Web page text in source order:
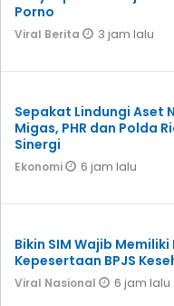
Porno
Viral Berita 3 jam lalu
Sepakat Lindungi Aset
Migas, PHR dan Polda
Sinergi
Ekonomi 6 jam lalu
Bikin SIM Wajib
Kepesertaan BPJS
Viral Nasional 6 jam lalu